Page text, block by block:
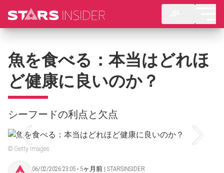
魚を食べる：本当はどれほ
ど健康に良いのか？
シーフードの利点と欠点
© Getty Images
06/02/2026 23:05 ‧ 5ヶ月前 | STARSINSIDER